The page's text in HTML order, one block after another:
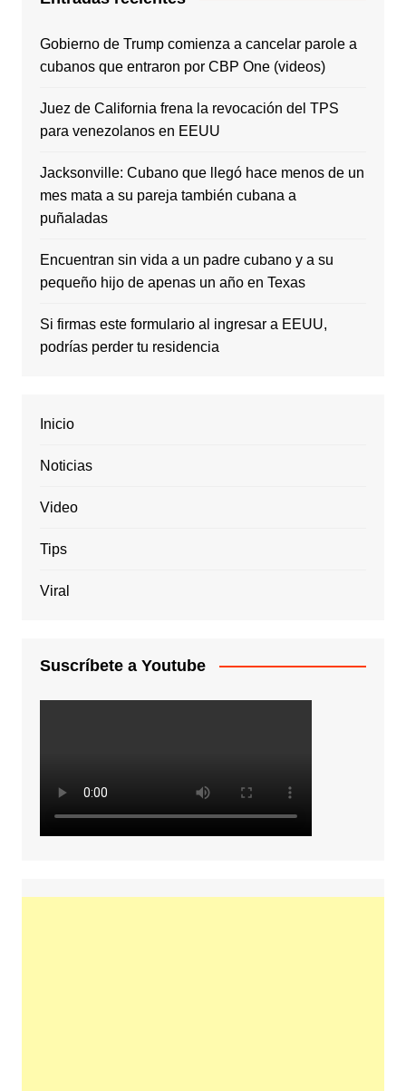
Gobierno de Trump comienza a cancelar parole a
cubanos que entraron por CBP One (videos)
Juez de California frena la revocación del TPS
para venezolanos en EEUU
Jacksonville: Cubano que llegó hace menos de un
mes mata a su pareja también cubana a
puñaladas
Encuentran sin vida a un padre cubano y a su
pequeño hijo de apenas un año en Texas
Si firmas este formulario al ingresar a EEUU,
podrías perder tu residencia
Inicio
Noticias
Video
Tips
Viral
Suscríbete a Youtube